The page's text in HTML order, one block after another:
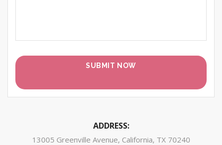
ADDRESS:
13005 Greenville Avenue, California, TX 70240